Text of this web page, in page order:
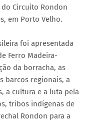
Circuito Rondon
em Porto Velho.
foi apresentada
Ferro Madeira-
da borracha, as
barcos regionais, a
a cultura e a luta pela
tribos indígenas de
Rondon para a